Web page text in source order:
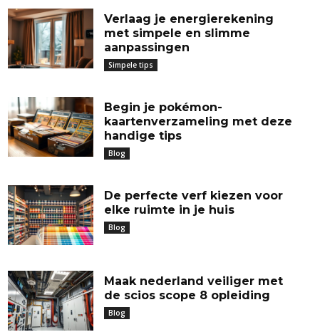
Verlaag je energierekening
met simpele en slimme
aanpassingen
Simpele tips
Begin je pokémon-
kaartenverzameling met deze
handige tips
Blog
De perfecte verf kiezen voor
elke ruimte in je huis
Blog
Maak nederland veiliger met
de scios scope 8 opleiding
Blog